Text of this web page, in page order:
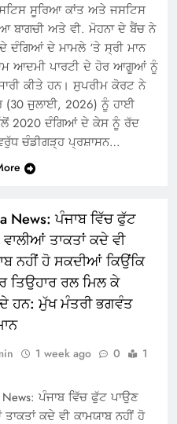
ਸੂਰਿਆ ਕਾਂਤ ਅਤੇ ਜਸਟਿਸ
ਬਾਗਚੀ ਅਤੇ ਵੀ. ਮੋਹਨਾ ਦੇ ਬੈਂਚ ਨੇ
ਦੰਗਿਆਂ ਦੇ ਮਾਮਲੇ ‘ਤੇ ਸ੍ਰੀ ਮਾਨ
ਆਦਮੀ ਪਾਰਟੀ ਦੇ ਹੋਰ ਆਗੂਆਂ ਨੂੰ
ਕੀਤੇ ਹਨ। ਸੁਪਰੀਮ ਕੋਰਟ ਨੇ
(30 ਜੁਲਾਈ, 2026) ਨੂੰ ਹਾਈ
2020 ਦੰਗਿਆਂ ਦੇ ਕੇਸ ਨੂੰ ਰੱਦ
ਚੰਡੀਗੜ੍ਹ ਪ੍ਰਸ਼ਾਸਨ…
News: ਪੰਜਾਬ ਵਿੱਚ ਫੁੱਟ
ਤਾਕਤਾਂ ਕਦੇ ਵੀ
ਨਹੀਂ ਹੋ ਸਕਦੀਆਂ ਕਿਉਂਕਿ
ਤਿਉਹਾਰ ਰਲ ਮਿਲ ਕੇ
ਹਨ: ਮੁੱਖ ਮੰਤਰੀ ਭਗਵੰਤ
1 week ago 0
1
News: ਪੰਜਾਬ ਵਿੱਚ ਫੁੱਟ ਪਾਉਣ
ਕਦੇ ਵੀ ਕਾਮਯਾਬ ਨਹੀਂ ਹੋ